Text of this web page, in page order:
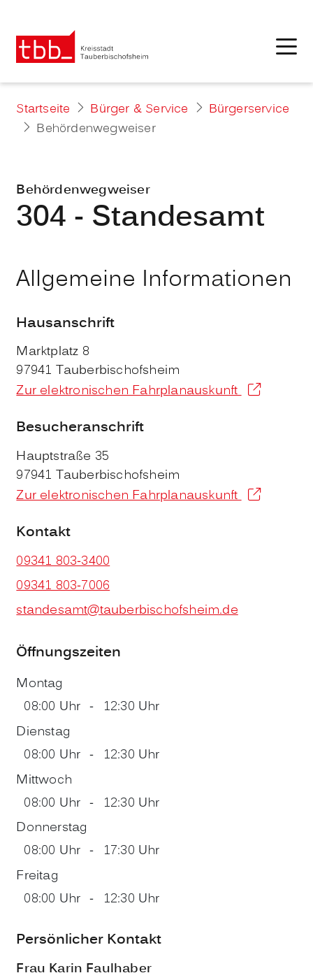
Startseite Bürger & Service
Bürgerservice
Behördenwegweiser
Behördenwegweiser
304 - Standesamt
Allgemeine Informationen
Hausanschrift
Marktplatz 8
97941 Tauberbischofsheim
Zur elektronischen Fahrplanauskunft
Besucheranschrift
Hauptstraße 35
97941 Tauberbischofsheim
Zur elektronischen Fahrplanauskunft
Kontakt
09341 803-3400
09341 803-7006
standesamt@tauberbischofsheim.de
Öffnungszeiten
Montag
08:00 Uhr - 12:30 Uhr
Dienstag
08:00 Uhr - 12:30 Uhr
Mittwoch
08:00 Uhr - 12:30 Uhr
Donnerstag
08:00 Uhr - 17:30 Uhr
Freitag
08:00 Uhr - 12:30 Uhr
Persönlicher Kontakt
Frau Karin Faulhaber